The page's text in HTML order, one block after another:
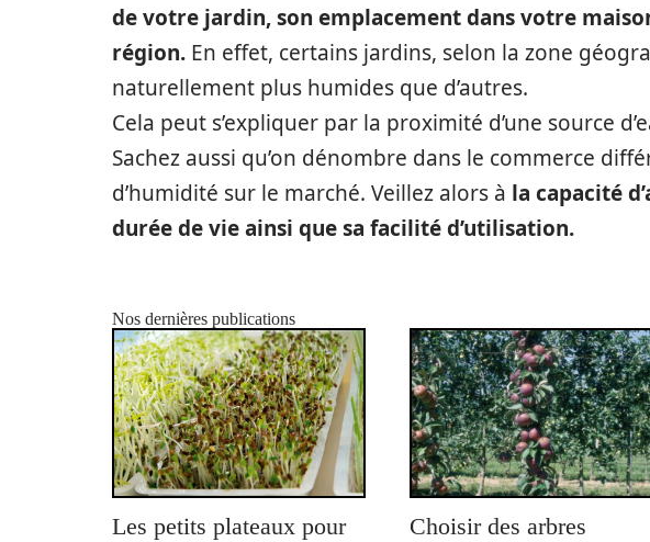
de votre jardin, son emplacement dans votre
région. En effet, certains jardins, selon la zone
naturellement plus humides que d’autres.
Cela peut s’expliquer par la proximité d’une source
Sachez aussi qu’on dénombre dans le commerce
d’humidité sur le marché. Veillez alors à la capacité
durée de vie ainsi que sa facilité d’utilisation.
Nos dernières publications
Les petits plateaux pour Choisir des arbres